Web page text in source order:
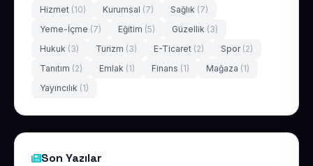
Hizmet (10) Kurumsal (7) Sağlık (7)
Yeme-İçme (7) Eğitim (5) Güzellik (3)
Hukuk (3) Turizm (3) E-Ticaret (2) Spor (2)
Tanıtım (2) Emlak (1) Finans (1) Mağaza (1)
Yayıncılık (1)
Son Yazılar